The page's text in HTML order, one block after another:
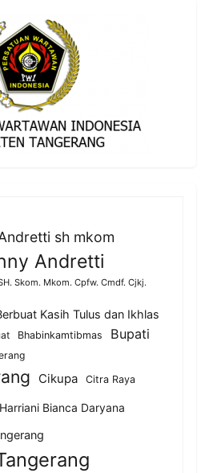
sh mkom
Andretti
Skom. Mkom. Cpfw. Cmdf. Cjkj.
Kasih Tulus dan Ikhlas
Bhabinkamtibmas Bupati
Cikupa Citra Raya
Harriani Bianca Daryana